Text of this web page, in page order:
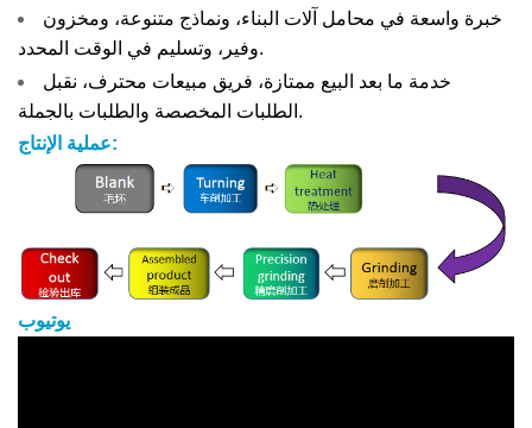
خبرة واسعة في محامل آلات البناء، ونماذج متنوعة، ومخزون
وفير، وتسليم في الوقت المحدد.
خدمة ما بعد البيع ممتازة، فريق مبيعات محترف، نقبل
الطلبات المخصصة والطلبات بالجملة.
عملية الإنتاج:
يوتيوب